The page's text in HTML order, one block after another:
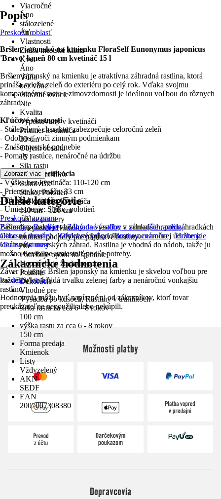
Viacročné
Áno
stálozelené
Áno
Vlastnosti
Znáša mestské klíma
Kvet
Áno
Vôňa
bez vône
Okrasné ovocie
Nie
Kvalita
Vypestovaný v kvetináči
Priemer kvetináča
33 cm
Objem obsahu
15 l
Sila rastu
pomaly rastúca
Stanovište
Slnko, Polotieň
Veľkosť bez kvetináča
110 cm - 120 cm
pôdne pomery
Priepustné, Humos
nutnosť podpery pre popínavé rastliny
Nie
Potrebuje oporu na šplhanie
Nepotrebuje žiadnu oporu
Použitie
Dekorácie
Vhodné pre
Výsadba po kusoch, Rastliny v truhlíkoch
šírka rastu za cca 6 - 8 rokov
100 cm
výška rastu za cca 6 - 8 rokov
150 cm
Forma predaja
Kmienok
Listy
Vždyzelený
AKN
SEDF
EAN
2007007308380
Popis
Preskočiť oblasť
Bršlen japonský na kmienku FloraSelf Eunonymus japonicus
'Bravo' kmeň 80 cm kvetináč 15 l
Bršlen japonský na kmienku je atraktívna záhradná rastlina, ktorá
prináša sviežu zeleň do exteriéru po celý rok. Vďaka svojmu
kompaktnému rastu a zimovzdornosti je ideálnou voľbou do rôznych
záhrad.
Kľúčové vlastnosti
- Stálezelený charakter zabezpečuje celoročnú zeleň
- Odolnosť voči zimným podmienkam
- Znáša mestské podnebie
- Pomaly rastúce, nenáročné na údržbu
Technická špecifikácia
- Výška bez kvetináča: 110-120 cm
- Priemer kvetináča: 33 cm
- Objem kvetináča: 15 l
- Umiestnenie: Slnko, polotieň
Bršlen japonský je vhodný na výsadbu v záhradách, predzáhradkách
alebo na terasách. Vďaka svojej odolnosti a nenáročnej údržbe je
ideálny do mestských záhrad. Rastlina je vhodná do nádob, takže ju
možno flexibilne umiestniť podľa potreby.
Záver je jasný: Bršlen japonský na kmienku je skvelou voľbou pre
každého, kto hľadá trvalku zelenej farby a nenáročnú vonkajšiu
rastlinu.
Zobraziť viac
Ďalšie kategórie
Preskočiť zoznam
Záhrada
Rastliny
Záhradné rastliny a vonkajšie rastliny
Okrasné dreviny
Ozdobné kríky Buxusy, cezmína
Hortenzie
Okrasné stromy
Zákaznícke hodnotenia
Preskočiť oblasť
Hodnotenia môžu byť napísané aj od zákazníkov, ktorí tovar
preukázateľne nepoužili alebo nekúpili.
Možnosti platby
Dopravcovia